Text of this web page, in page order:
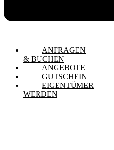
ANFRAGEN
& BUCHEN
ANGEBOTE
GUTSCHEIN
EIGENTÜMER
WERDEN